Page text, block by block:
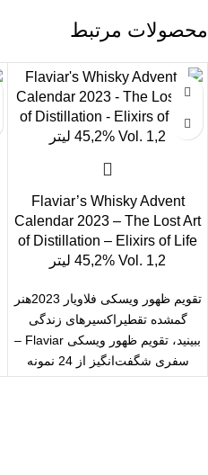
محصولات مرتبط
Flaviar’s Whisky Advent
Calendar 2023 – The Lost Art
of Distillation – Elixirs of Life
45,2% Vol. 1,2 لیتر
تقویم ظهور ویسکی فلاویار 2023هنر
گمشده تقطیراکسیرهای زندگی
ببینید، تقویم ظهور ویسکی Flaviar –
سفری شگفت‌انگیز از 24 نمونه
ویسکی